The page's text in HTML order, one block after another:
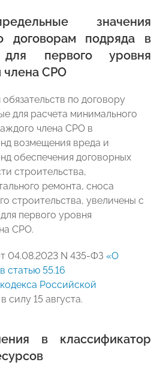
значения
договорам подряда в
для первого уровня
члена СРО
по договору
для расчета минимального
члена СРО в
возмещения вреда и
обеспечения договорных
строительства,
ремонта, сноса
строительства, увеличены с
первого уровня
СРО.
04.08.2023 N 435-ФЗ «О
статью 55.16
Российской
силу 15 августа.
в классификатор